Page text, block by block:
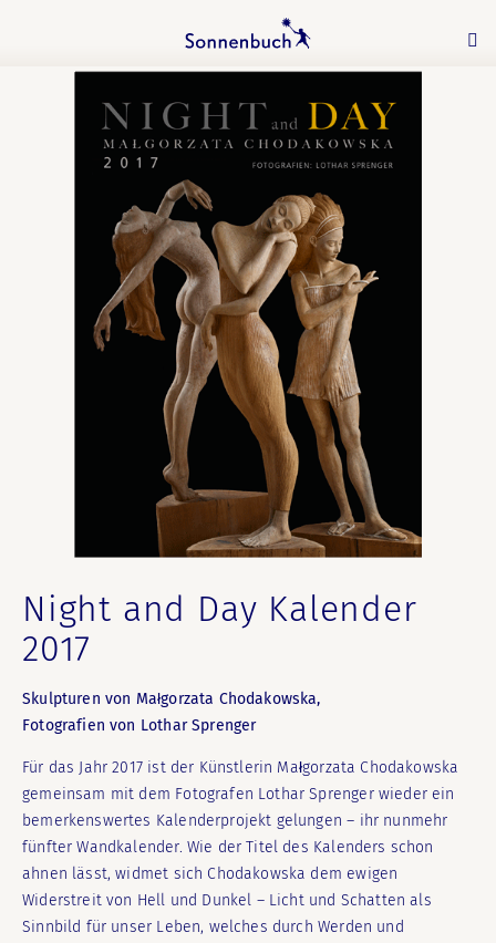
Night and Day Kalender
2017
Skulpturen von Małgorzata Chodakowska,
Fotografien von Lothar Sprenger
Für das Jahr 2017 ist der Künstlerin Małgorzata Chodakowska
gemeinsam mit dem Fotografen Lothar Sprenger wieder ein
bemerkenswertes Kalenderprojekt gelungen – ihr nunmehr
fünfter Wandkalender. Wie der Titel des Kalenders schon
ahnen lässt, widmet sich Chodakowska dem ewigen
Widerstreit von Hell und Dunkel – Licht und Schatten als
Sinnbild für unser Leben, welches durch Werden und